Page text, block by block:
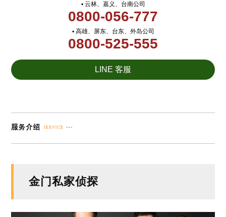
▪ 云林、嘉义、台南公司
0800-056-777
▪ 高雄、屏东、台东、外岛公司
0800-525-555
LINE 客服
金门私家侦探